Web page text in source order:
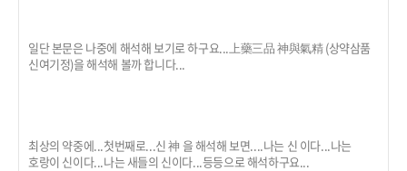
일단 본문은 나중에 해석해 보기로 하구요...上藥三品 神與氣精 (상약삼품
신여기정)을 해석해 볼까 합니다...
최상의 약중에...첫번째로...신 神 을 해석해 보면....나는 신 이다...나는
호랑이 신이다...나는 새들의 신이다...등등으로 해석하구요...